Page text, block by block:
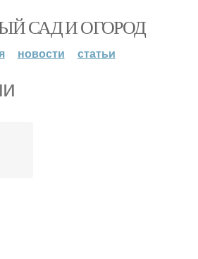
САД И ОГОРОД
новости статьи